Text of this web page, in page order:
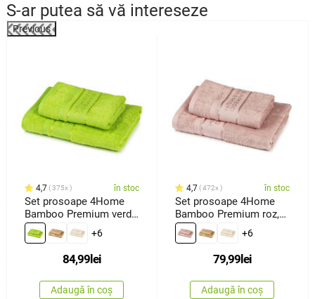
S-ar putea să vă intereseze
Previous
4,7 375x în stoc
Set prosoape 4Home
Bamboo Premium verde,
70 x 140 cm, 50 x 100
cm
+6
84,99 lei
Adaugă în coș
4,7 472x în stoc
Set prosoape 4Home
Bamboo Premium roz,
70 x 140 cm, 50 x 100
cm
+6
79,99 lei
Adaugă în coș